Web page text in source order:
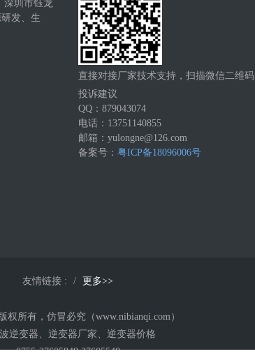
深圳市钰龙
发、生
直接对接厂家技术支持，扫描微信二维码
投诉建议
QQ：879043074
电话：13751140855
邮箱：yulongne@126.com
备案号： 粤ICP备18096006号
友情链接 : 更多>>
权所有，仿冒必究（www.nibianqi.com）
逆变器、逆变器厂家、逆变器价格
0755-27605848 27605548